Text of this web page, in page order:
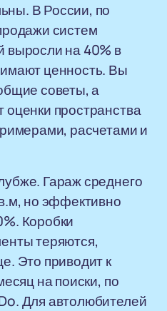
В России, по
систем
выросли на 40% в
ценность. Вы
советы, а
пространства
расчетами и
Гараж среднего
но эффективно
Коробки
теряются,
Это приводит к
на поиски, по
Для автолюбителей